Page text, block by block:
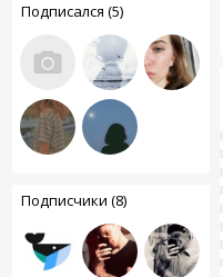
Подписался (5)
Подписчики (8)